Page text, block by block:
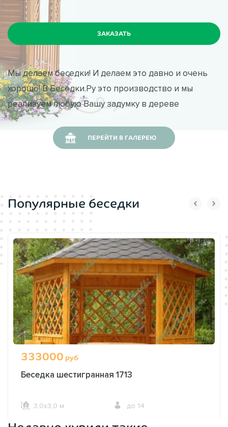
Мы делаем беседки! И делаем это давно и очень
хорошо! В Беседки.Ру это производство и мы
реализуем любую Вашу задумку в дереве
ПЕРЕЙТИ В ГАЛЕРЕЮ
Популярные беседки
333000 руб
Беседка шестигранная 1713
3,0х3,0 м. до 14